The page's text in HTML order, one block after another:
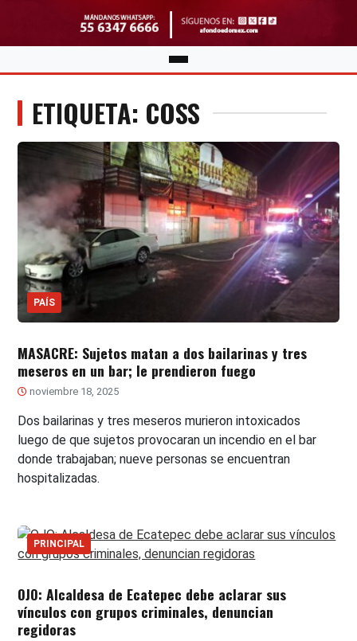
ETIQUETA: COSS
PAÍS
MASACRE: Sujetos matan a dos bailarinas y tres
meseros en un bar; le prendieron fuego
noviembre 18, 2025
Dos bailarinas y tres meseros murieron intoxicados
luego de que sujetos provocaran un incendio en el bar
donde trabajaban; nueve personas se encuentran
hospitalizadas.
PRINCIPAL
OJO: Alcaldesa de Ecatepec debe aclarar sus
vínculos con grupos criminales, denuncian
regidoras